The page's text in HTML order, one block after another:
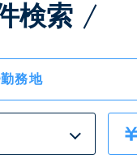
検索
勤務地